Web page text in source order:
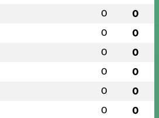
0 0
0 0
0 0
0 0
0 0
0 0